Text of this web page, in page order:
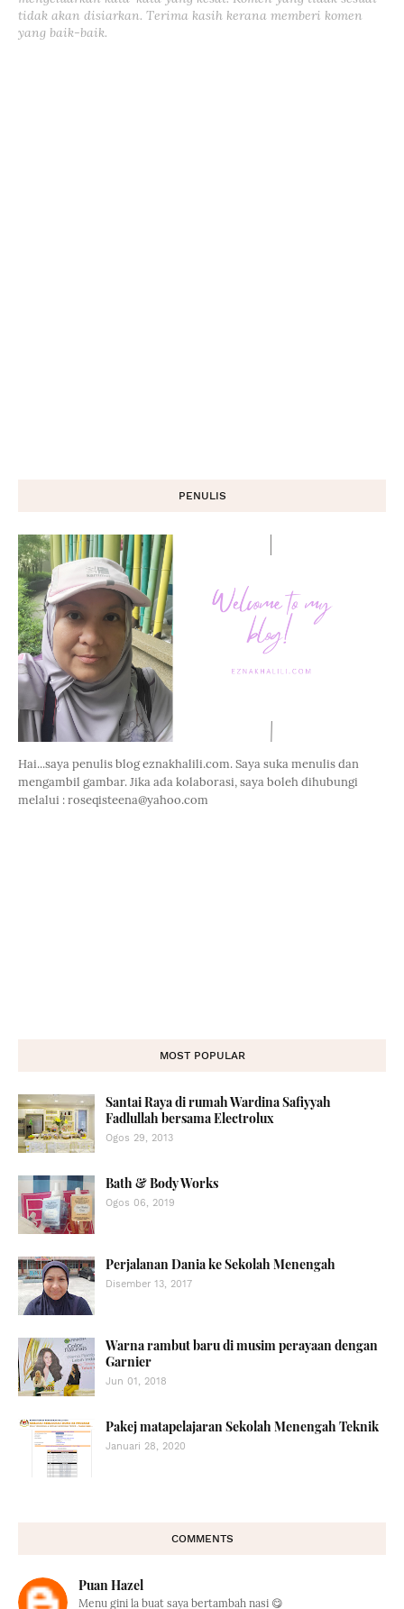
tidak akan disiarkan. Terima kasih kerana memberi komen
yang baik-baik.
PENULIS
Hai...saya penulis blog eznakhalili.com. Saya suka menulis dan
mengambil gambar. Jika ada kolaborasi, saya boleh dihubungi
melalui : roseqisteena@yahoo.com
MOST POPULAR
Santai Raya di rumah Wardina Safiyyah
Fadlullah bersama Electrolux
Ogos 29, 2013
Bath & Body Works
Ogos 06, 2019
Perjalanan Dania ke Sekolah Menengah
Disember 13, 2017
Warna rambut baru di musim perayaan dengan
Garnier
Jun 01, 2018
Pakej matapelajaran Sekolah Menengah Teknik
Januari 28, 2020
COMMENTS
Puan Hazel
Menu gini la buat saya bertambah nasi 😋